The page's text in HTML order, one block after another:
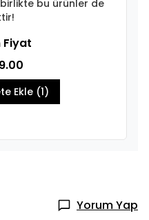
bu ürünler de
Fiyat
Ekle (1)
Yorum Yap